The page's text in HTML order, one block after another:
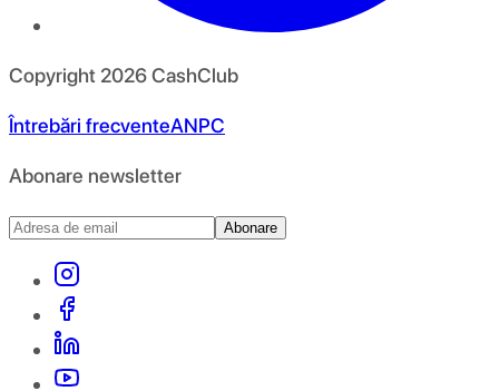
Copyright 2026CashClub
Întrebări frecventeANPC
Abonare newsletter
Abonare